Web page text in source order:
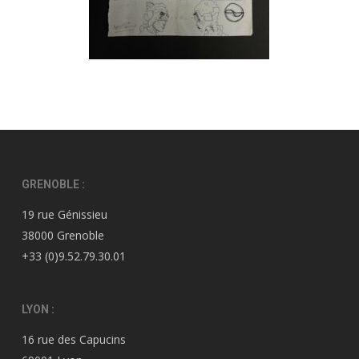
GRENOBLE :
19 rue Génissieu
38000 Grenoble
+33 (0)9.52.79.30.01
LYON :
16 rue des Capucins